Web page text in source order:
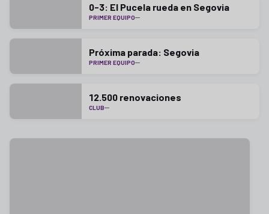
0-3: El Pucela rueda en Segovia
PRIMER EQUIPO
Próxima parada: Segovia
PRIMER EQUIPO
12.500 renovaciones
CLUB